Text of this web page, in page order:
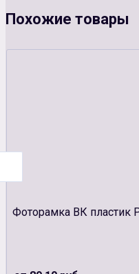
Похожие товары
Фоторамка ВК пластик